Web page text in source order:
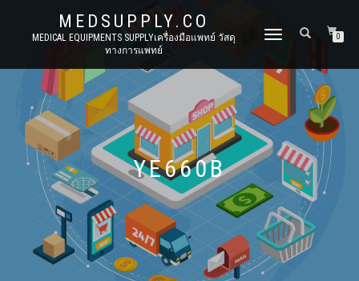
MEDSUPPLY.CO
MEDICAL EQUIPMENTS SUPPLYเครื่องมือแพทย์ วัสดุ
ทางการแพทย์
TOGGLE
0
YE660B